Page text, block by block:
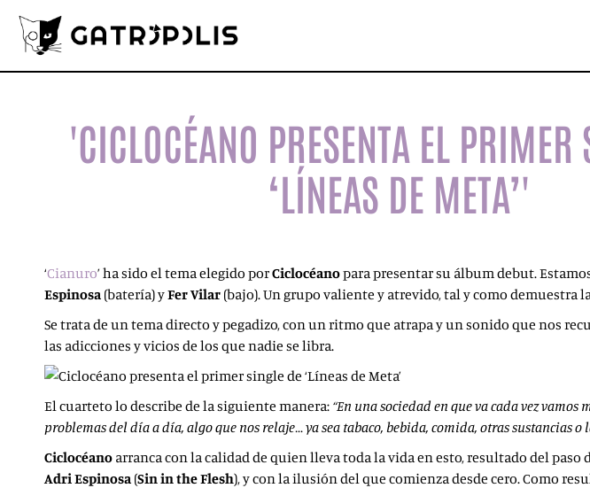
'CICLOCÉANO PRESENTA EL PRIMER
‘LÍNEAS DE META’'
‘Cianuro’ ha sido el tema elegido porCiclocéanopara presentar su álbum debut.
Espinosa (batería) yFer Vilar (bajo). Un grupo valiente y atrevido, tal y como demuestra
Se trata de un tema directo y pegadizo, con un ritmo que atrapa y un sonido que nos
las adicciones y vicios de los que nadie se libra.
El cuarteto lo describe de la siguiente manera: “En una sociedad en que va cada vez
problemas del día a día, algo que nos relaje… ya sea tabaco, bebida, comida, otras sustancias o
Ciclocéano arranca con la calidad de quien lleva toda la vida en esto, resultado del paso
Adri Espinosa (Sin in the Flesh), y con la ilusión del que comienza desde cero. Como